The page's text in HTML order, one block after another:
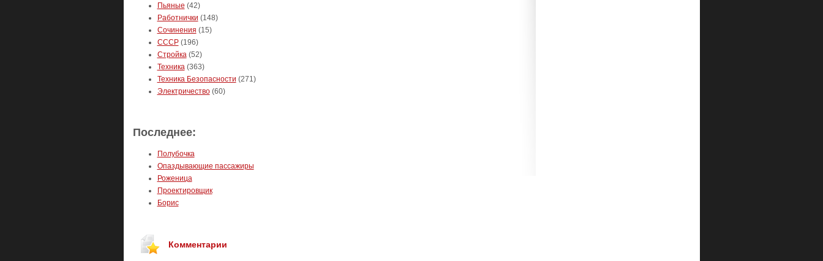
Пьяные (42)
Работнички (148)
Сочинения (15)
СССР(196)
Стройка(52)
Техника(363)
Техника Безопасности (271)
Электричество(60)
Последнее:
Полубочка
Опаздывающие пассажиры
Роженица
Проектировщик
Борис
Комментарии